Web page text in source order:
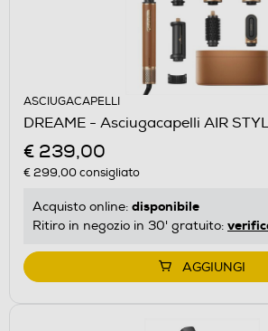
ASCIUGACAPELLI
DREAME - Asciugacapelli AIR
€ 239,00
€ 299,00consigliato
Acquisto online: disponibile
Ritiro in negozio in 30' gratuito:
AGGIUNGI